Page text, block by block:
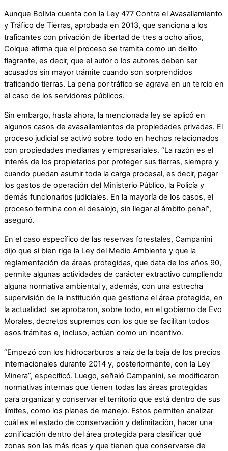
Aunque Bolivia cuenta con la Ley 477 Contra el Avasallamiento
y Tráfico de Tierras, aprobada en 2013, que sanciona a los
traficantes con privación de libertad de tres a ocho años,
Colque afirma que el proceso se tramita como un delito
flagrante, es decir, que el autor o los autores deben ser
acusados sin mayor trámite cuando son sorprendidos
traficando tierras. La pena por tráfico se agrava en un tercio en
el caso de los servidores públicos.
Sin embargo, hasta ahora, la mencionada ley se aplicó en
algunos casos de avasallamientos de propiedades privadas. El
proceso judicial se activó sobre todo en hechos relacionados
con propiedades medianas y empresariales. “La razón es el
interés de los propietarios por proteger sus tierras, siempre y
cuando puedan asumir toda la carga procesal, es decir, pagar
los gastos de operación del Ministerio Público, la Policía y
demás funcionarios judiciales. En la mayoría de los casos, el
proceso termina con el desalojo, sin llegar al ámbito penal”,
aseguró.
En el caso específico de las reservas forestales, Campanini
dijo que si bien rige la Ley del Medio Ambiente y que la
reglamentación de áreas protegidas, que data de los años 90,
permite algunas actividades de carácter extractivo cumpliendo
alguna normativa ambiental y, además, con una estrecha
supervisión de la institución que gestiona el área protegida, en
la actualidad se aprobaron, sobre todo, en el gobierno de Evo
Morales, decretos supremos con los que se facilitan todos
esos trámites e, incluso, actúan como un incentivo.
“Empezó con los hidrocarburos a raíz de la baja de los precios
internacionales durante 2014 y, posteriormente, con la Ley
Minera”, especificó. Luego, señaló Campanini, se modificaron
normativas internas que tienen todas las áreas protegidas
para organizar y conservar el territorio que está dentro de sus
límites, como los planes de manejo. Estos permiten analizar
cuál es el estado de conservación y delimitación, hacer una
zonificación dentro del área protegida para clasificar qué
zonas son las más ricas y que tienen que conservarse de